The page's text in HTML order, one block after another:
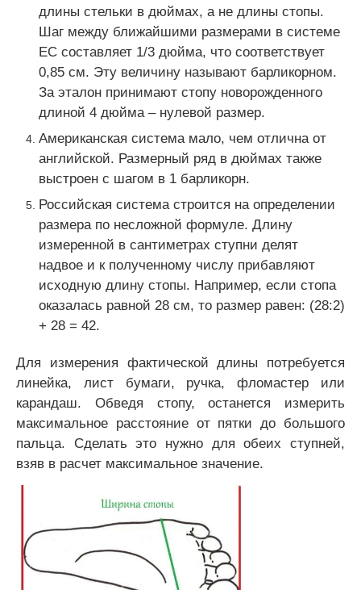
длины стельки в дюймах, а не длины стопы.
Шаг между ближайшими размерами в системе
ЕС составляет 1/3 дюйма, что соответствует
0,85 см. Эту величину называют барликорном.
За эталон принимают стопу новорожденного
длиной 4 дюйма – нулевой размер.
Американская система мало, чем отлична от
английской. Размерный ряд в дюймах также
выстроен с шагом в 1 барликорн.
Российская система строится на определении
размера по несложной формуле. Длину
измеренной в сантиметрах ступни делят
надвое и к полученному числу прибавляют
исходную длину стопы. Например, если стопа
оказалась равной 28 см, то размер равен: (28:2)
+ 28 = 42.
Для измерения фактической длины потребуется
линейка, лист бумаги, ручка, фломастер или
карандаш. Обведя стопу, останется измерить
максимальное расстояние от пятки до большого
пальца. Сделать это нужно для обеих ступней,
взяв в расчет максимальное значение.